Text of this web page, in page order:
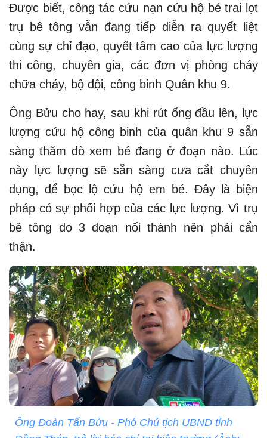
Được biết, công tác cứu nạn cứu hộ bé trai lọt
trụ bê tông vẫn đang tiếp diễn ra quyết liệt
cùng sự chỉ đạo, quyết tâm cao của lực lượng
thi công, chuyên gia, các đơn vị phòng cháy
chữa cháy, bộ đội, công binh Quân khu 9.
Ông Bửu cho hay, sau khi rút ống đầu lên, lực
lượng cứu hộ công binh của quân khu 9 sẵn
sàng thăm dò xem bé đang ở đoạn nào. Lúc
này lực lượng sẽ sẵn sàng cưa cắt chuyên
dụng, để bọc lộ cứu hộ em bé. Đây là biện
pháp có sự phối hợp của các lực lượng. Vì trụ
bê tông do 3 đoạn nối thành nên phải cẩn
thận.
Ông Đoàn Tấn Bửu - Phó Chủ tịch UBND tỉnh